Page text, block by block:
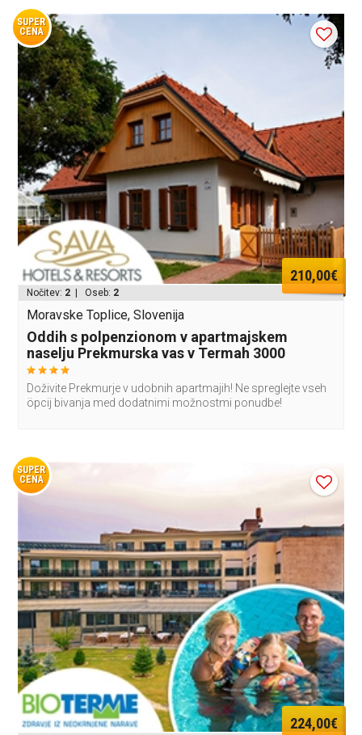
SUPER
CENA
210,00€
Nočitev: 2 | Oseb: 2
Moravske Toplice, Slovenija
Oddih s polpenzionom v apartmajskem
naselju Prekmurska vas v Termah 3000
Doživite Prekmurje v udobnih apartmajih! Ne spreglejte vseh
öpcij bivanja med dodatnimi možnostmi ponudbe!
SUPER
CENA
224,00€